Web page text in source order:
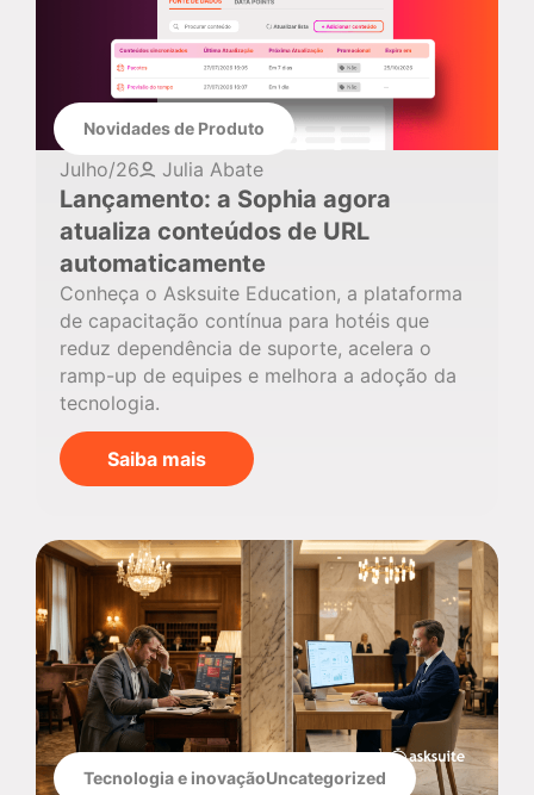
Novidades de Produto
Julho/26 Julia Abate
Lançamento: a Sophia agora
atualiza conteúdos de URL
automaticamente
Conheça o Asksuite Education, a plataforma
de capacitação contínua para hotéis que
reduz dependência de suporte, acelera o
ramp-up de equipes e melhora a adoção da
tecnologia.
Saiba mais
Tecnologia e inovaçãoUncategorized